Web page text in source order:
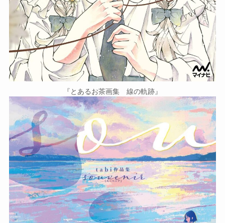
『とあるお茶画集 線の軌跡』